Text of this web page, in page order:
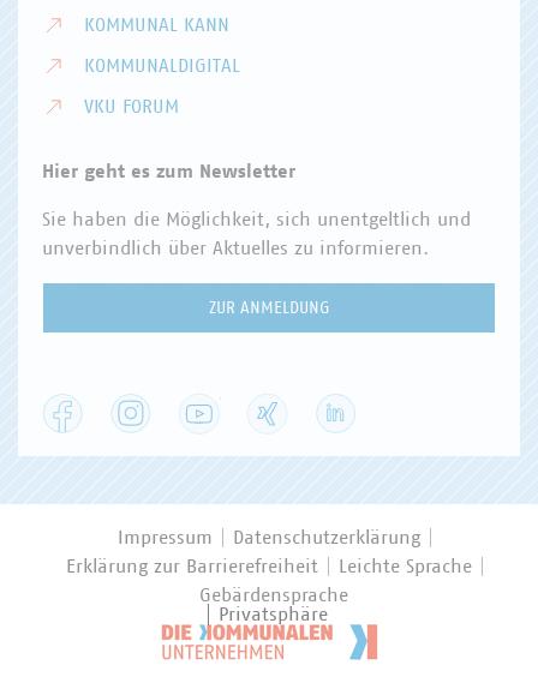
KOMMUNAL KANN
KOMMUNALDIGITAL
VKU FORUM
Hier geht es zum Newsletter
Sie haben die Möglichkeit, sich unentgeltlich und
unverbindlich über Aktuelles zu informieren.
ZUR ANMELDUNG
Facebook Instagram YouTube
Impressum
Datenschutzerklärung
Erklärung zur Barrierefreiheit
Leichte Sprache
Gebärdensprache
Privatsphäre